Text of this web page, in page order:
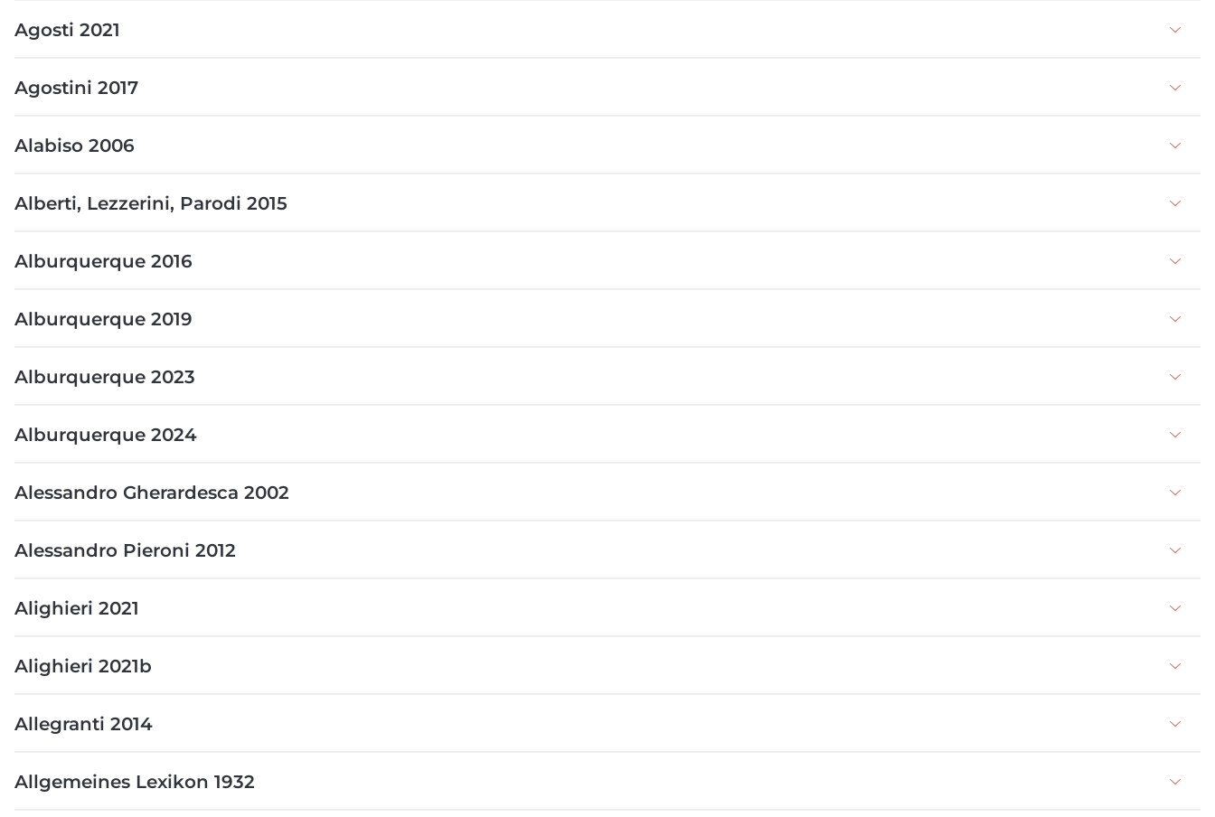
Agosti 2021
Agostini 2017
Alabiso 2006
Alberti, Lezzerini, Parodi 2015
Alburquerque 2016
Alburquerque 2019
Alburquerque 2023
Alburquerque 2024
Alessandro Gherardesca 2002
Alessandro Pieroni 2012
Alighieri 2021
Alighieri 2021b
Allegranti 2014
Allgemeines Lexikon 1932